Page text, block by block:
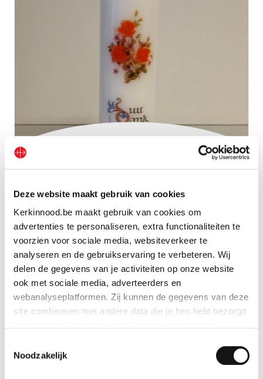
Deze website maakt gebruik van cookies
Kerkinnood.be maakt gebruik van cookies om
advertenties te personaliseren, extra functionaliteiten te
voorzien voor sociale media, websiteverkeer te
analyseren en de gebruikservaring te verbeteren. Wij
delen de gegevens van je activiteiten op onze website
ook met sociale media, adverteerders en
webanalyseplatformen. Zij kunnen de gegevens van deze
site combineren met andere data die je hen hebt bezorgd
Indien je dat toestaat, kunnen wij of onze partners onder
Noodzakelijk
Kaars ‘Uit dank’